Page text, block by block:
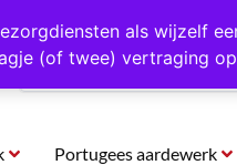
als wijzelf
(of twee) vertraging
Portugal Altijd 1000
Portugees aardewerk